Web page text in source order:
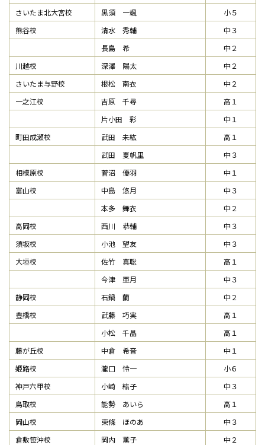
さいたま北大宮校
黒須 一颯
小５
熊谷校
清水 秀輔
中３
長島 希
中２
川越校
深澤 陽太
中２
さいたま与野校
根松 南衣
中２
一之江校
吉原 千尋
高１
片小田 彩
中１
町田成瀬校
武田 未紘
高１
武田 夏帆里
中３
相模原校
菅沼 優羽
中１
富山校
中島 悠月
中３
本多 舞衣
中２
高岡校
西川 恭輔
中３
須坂校
小池 望友
中３
大垣校
佐竹 真聡
高１
今津 亜月
中３
静岡校
石鍋 蘭
中２
豊橋校
武藤 巧実
高１
小松 千晶
高１
藤が丘校
中倉 希音
中１
姫路校
瀧口 怜一
小６
神戸六甲校
小崎 結子
中３
鳥取校
能勢 あいら
高１
岡山校
東條 ほのあ
中３
倉敷笹沖校
岡内 薫子
中２